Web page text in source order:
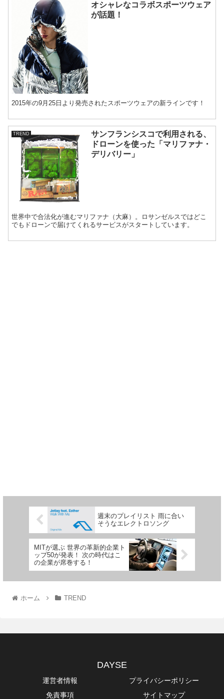
オシャレなコラボスポーツウェア
が話題！
2015年の9月25日より発売されたスポーツウェアの新ラインです！
TREND
サンフランシスコで利用される、
ドローンを使った「マリファナ・
デリバリー」
世界中で合法化が進むマリファナ（大麻）。ロサンゼルスではどこ
でもドローンで届けてくれるサービスがスタートしています。
週末のプレイリスト 雨に合い
そうなエレクトロソング
MITが選ぶ 世界の革新的企業ト
ップ50が発表！ 次の時代はこ
の企業が席巻する！
ホーム TREND
DAYSE
運営者情報
プライバシーポリシー
免責事項
サイトマップ